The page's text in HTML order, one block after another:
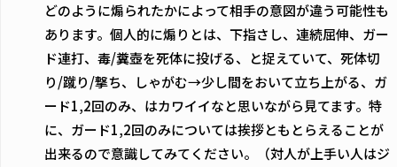
どのように煽られたかによって相手の意図が違う可能性も
あります。個人的に煽りとは、下指さし、連続屈伸、ガー
ド連打、毒/糞壺を死体に投げる、と捉えていて、死体切
り/蹴り/撃ち、しゃがむ→少し間をおいて立ち上がる、ガ
ード1,2回のみ、はカワイイなと思いながら見てます。特
に、ガード1,2回のみについては挨拶ともとらえることが
出来るので意識してみてください。（対人が上手い人はジ